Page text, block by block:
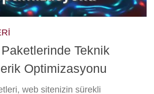
Teknik
Optimizasyonu
web sitenizin sürekli